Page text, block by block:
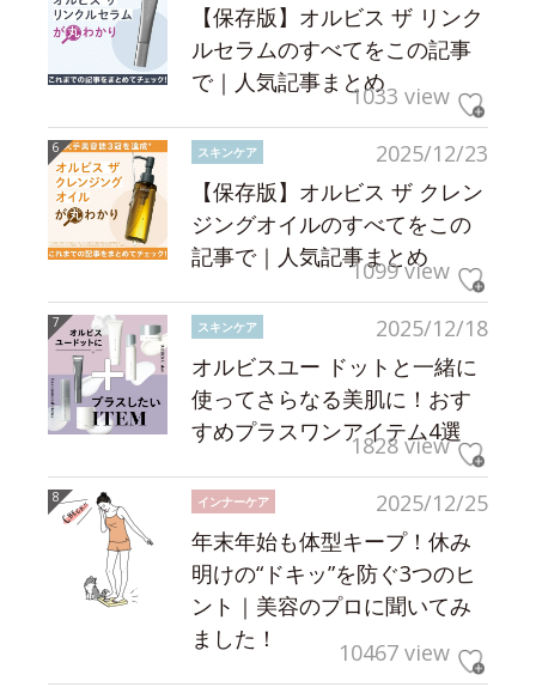
【保存版】オルビス ザ リンク
ルセラムのすべてをこの記事
で｜人気記事まとめ1033 view
2025/12/23
スキンケア
【保存版】オルビス ザ クレン
ジングオイルのすべてをこの
記事で｜人気記事まとめ
1099 view
2025/12/18
スキンケア
オルビスユー ドットと一緒に
使ってさらなる美肌に！おす
すめプラスワンアイテム4選
1828 view
2025/12/25
インナーケア
年末年始も体型キープ！休み
明けの“ドキッ”を防ぐ3つのヒ
ント｜美容のプロに聞いてみ
ました！
10467 view